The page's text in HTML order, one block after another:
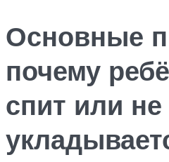
Основные
почему
спит или не